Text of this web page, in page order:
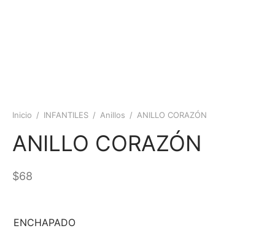
Inicio / INFANTILES / Anillos / ANILLO CORAZÓN
ANILLO CORAZÓN
$68
ENCHAPADO